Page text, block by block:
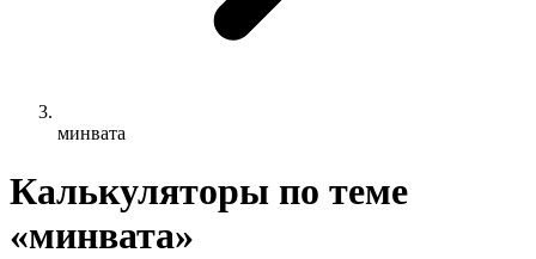
минвата
Калькуляторы по теме
«минвата»